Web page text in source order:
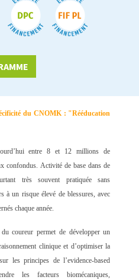
du CNOMK : "Rééducation
entre 8 et 12 millions de
confondus. Activité de base dans de
très souvent pratiquée sans
à un risque élevé de blessures, avec
chaque année.
coureur permet de développer un
cliniqueet d’optimiser la
les principes de l’evidence-based
les facteurs biomécaniques,